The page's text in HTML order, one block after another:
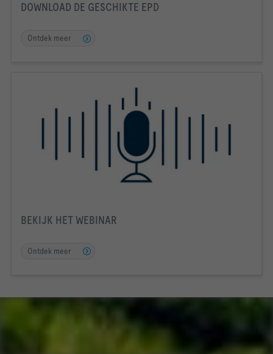
DOWNLOAD DE GESCHIKTE EPD
Ontdek meer
BEKIJK HET WEBINAR
Ontdek meer